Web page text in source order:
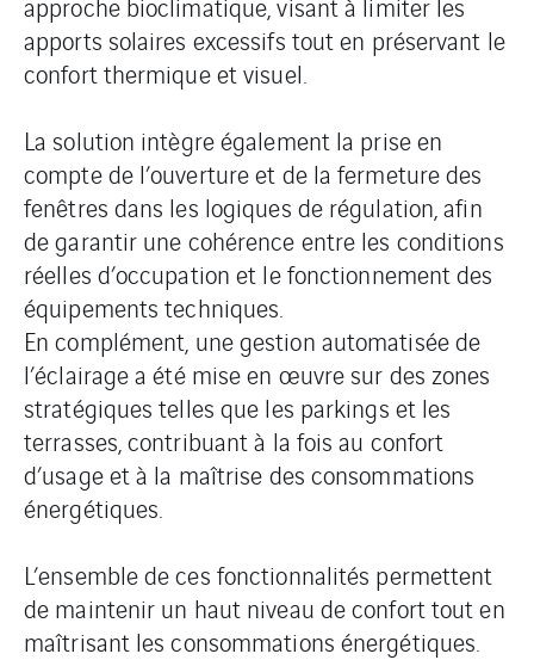
apports solaires excessifs tout en préservant le
confort thermique et visuel.
La solution intègre également la prise en
compte de l’ouverture et de la fermeture des
fenêtres dans les logiques de régulation, afin
de garantir une cohérence entre les conditions
réelles d’occupation et le fonctionnement des
équipements techniques.
En complément, une gestion automatisée de
l’éclairage a été mise en œuvre sur des zones
stratégiques telles que les parkings et les
terrasses, contribuant à la fois au confort
d’usage et à la maîtrise des consommations
énergétiques.
L’ensemble de ces fonctionnalités permettent
de maintenir un haut niveau de confort tout en
maîtrisant les consommations énergétiques.